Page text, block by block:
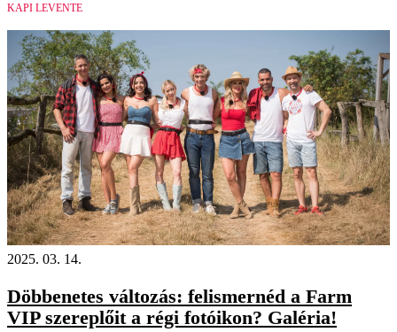
KAPI LEVENTE
2025. 03. 14.
Döbbenetes változás: felismernéd a Farm
VIP szereplőit a régi fotóikon? Galéria!